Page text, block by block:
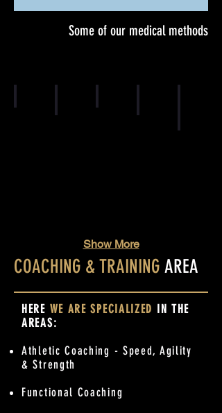
Some of our medical methods
SPORTS TAPING
Show More
COACHING & TRAINING AREA
HERE WE ARE S PECIALIZED
IN THE
AREAS:
Athletic Coaching - Speed, Agility
& Strength
Functional Coaching